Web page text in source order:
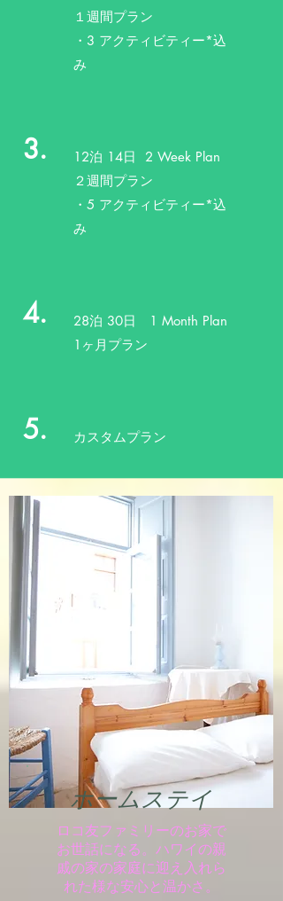
​１週間プラン
​・3 アクティビティー*込
み
3.
12泊 14日 2 Week Plan
２週間プラン
​・5 アクティビティー*込
み
4.
28泊 30日 1 Month Plan
1ヶ月プラン
5. カスタムプラン
ホームステイ
ロコ友ファミリーのお家で
お世話になる。ハワイの親
戚の家の家庭に迎え入れら
れた様な安心と温かさ。